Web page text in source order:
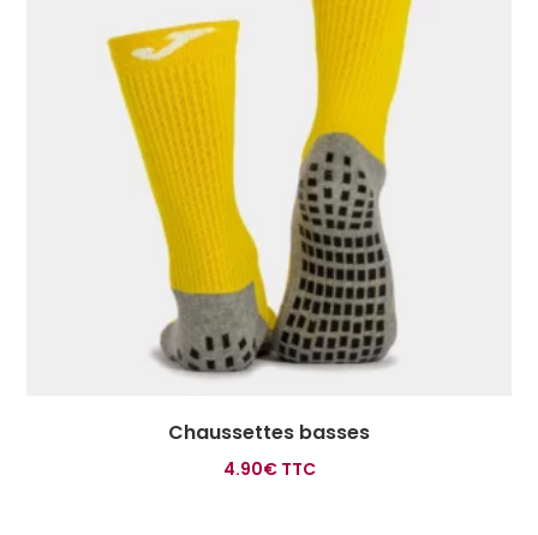
Chaussettes basses
4.90€ TTC